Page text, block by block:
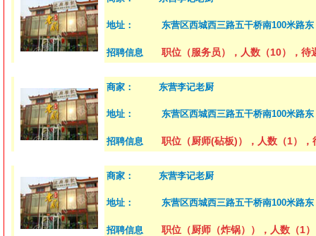
地址： 东营区西城西三路五干桥南100米路东
招聘信息 职位（服务员），人数（10），待
商家： 东营李记老厨
地址： 东营区西城西三路五干桥南100米路东
招聘信息 职位（厨师(砧板)），人数（1），
商家： 东营李记老厨
地址： 东营区西城西三路五干桥南100米路东
招聘信息 职位（厨师（炸锅）），人数（1